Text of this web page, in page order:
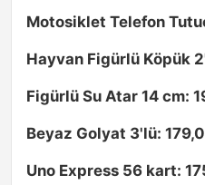
Motosiklet Telefon
Hayvan Figürlü Köpük
Figürlü Su Atar 14 cm:
Beyaz Golyat 3'lü:
Uno Express 56 kart: